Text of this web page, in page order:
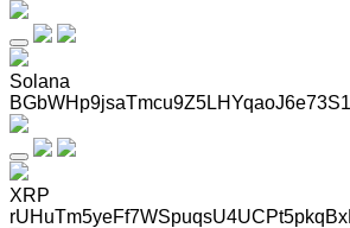
Solana
XRP